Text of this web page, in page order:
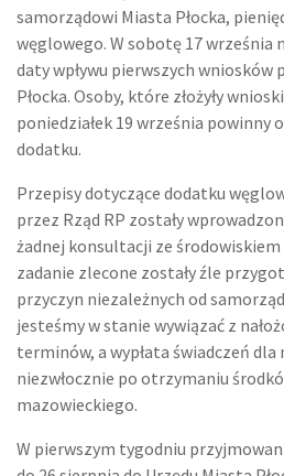
samorządowi Miasta Płocka,
węglowego. W sobotę 17 września
daty wpływu pierwszych wniosków
Płocka. Osoby, które złożyły
poniedziałek 19 września powinny
dodatku.
Przepisy dotyczące dodatku
przez Rząd RP zostały
żadnej konsultacji ze
zadanie zlecone zostały źle
przyczyn niezależnych od
jesteśmy w stanie wywiązać z
terminów, a wypłata świadczeń
niezwłocznie po otrzymaniu
mazowieckiego.
W pierwszym tygodniu